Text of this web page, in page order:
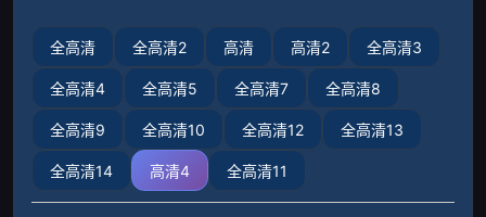
全高清 全高清2 高清 高清2 全高清3
全高清4 全高清5 全高清7 全高清8
全高清9 全高清10 全高清12 全高清13
全高清14 高清4 全高清11